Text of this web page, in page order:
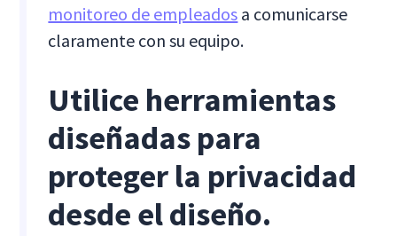
monitoreo de empleados a comunicarse
claramente con su equipo.
Utilice herramientas
diseñadas para
proteger la privacidad
desde el diseño.